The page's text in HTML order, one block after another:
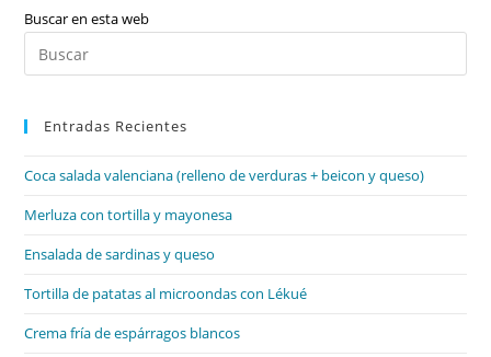
Buscar en esta web
Entradas Recientes
Coca salada valenciana (relleno de verduras + beicon y queso)
Merluza con tortilla y mayonesa
Ensalada de sardinas y queso
Tortilla de patatas al microondas con Lékué
Crema fría de espárragos blancos